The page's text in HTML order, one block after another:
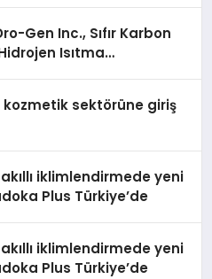
Gen Inc., Sıfır Karbon
Isıtma
kozmetik sektörüne giriş
iklimlendirmede yeni
Plus Türkiye’de
iklimlendirmede yeni
Plus Türkiye’de